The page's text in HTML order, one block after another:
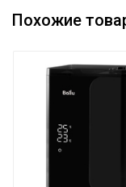
Установка на
удостоверения
Управление c
по Wi-Fi
бактерицидной
Похожие